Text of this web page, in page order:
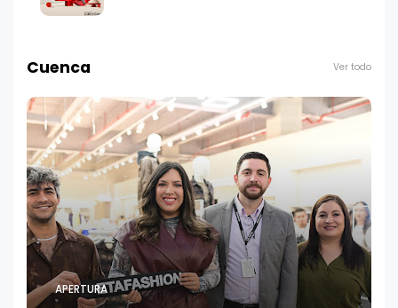
Cuenca Ver todo
APERTURA